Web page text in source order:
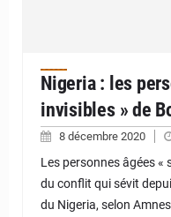
Nigeria : les
invisibles » de
8 décembre 2020
Les personnes âgées
du conflit qui sévit
du Nigeria, selon